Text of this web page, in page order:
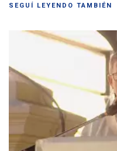
SEGUÍ LEYENDO TAMBIÉN